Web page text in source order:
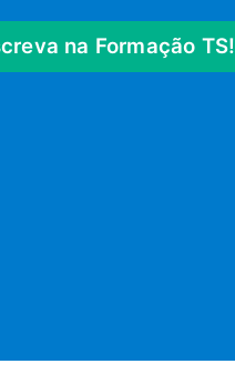
na Formação TS!